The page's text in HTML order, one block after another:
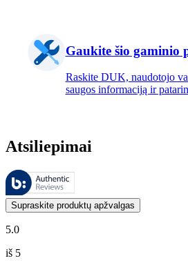
Gaukite šio gaminio
Raskite DUK, naudotojo
saugos informaciją ir
Atsiliepimai
Šiuos atsiliepimus tvarko
Klientų nuomonės, pateikiamos kaip
Supraskite produktų apžvalgas
5.0
iš 5